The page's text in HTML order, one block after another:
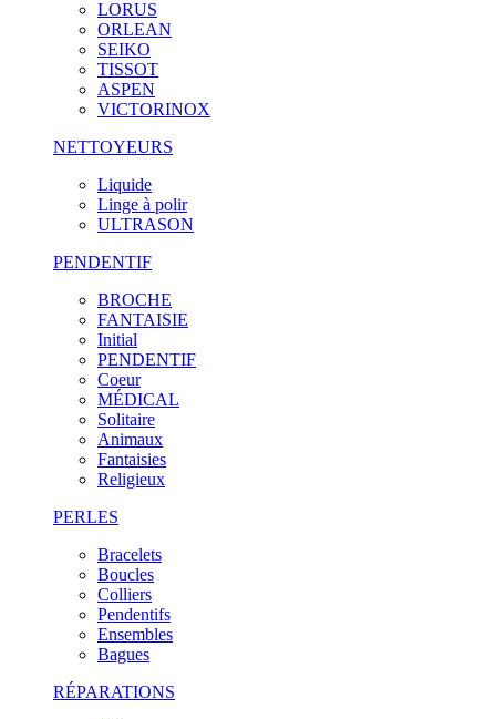
LORUS
ORLEAN
SEIKO
TISSOT
ASPEN
VICTORINOX
NETTOYEURS
Liquide
Linge à polir
ULTRASON
PENDENTIF
BROCHE
FANTAISIE
Initial
PENDENTIF
Coeur
MÉDICAL
Solitaire
Animaux
Fantaisies
Religieux
PERLES
Bracelets
Boucles
Colliers
Pendentifs
Ensembles
Bagues
RÉPARATIONS